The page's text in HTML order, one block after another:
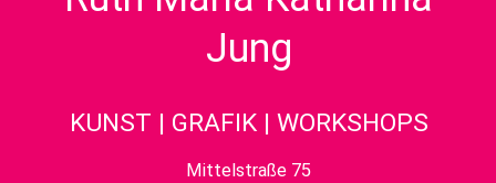
Jung
KUNST | GRAFIK | WORKSHOPS
Mittelstraße 75